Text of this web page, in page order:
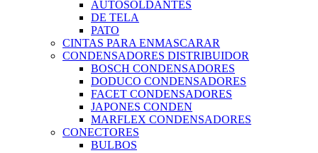
AUTOSOLDANTES
DE TELA
PATO
CINTAS PARA ENMASCARAR
CONDENSADORES DISTRIBUIDOR
BOSCH CONDENSADORES
DODUCO CONDENSADORES
FACET CONDENSADORES
JAPONES CONDEN
MARFLEX CONDENSADORES
CONECTORES
BULBOS